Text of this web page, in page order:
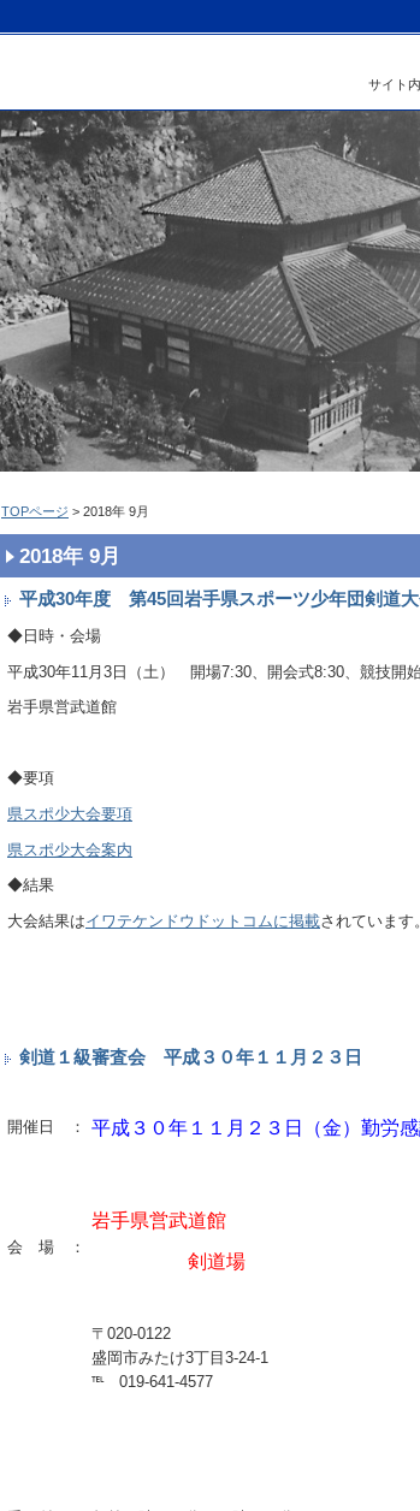
サイト
TOPページ > 2018年 9月
2018年 9月
平成30年度 第45回岩手県スポーツ少年団剣道
◆日時・会場
平成30年11月3日（土） 開場7:30、開会式8:30、競技開始
岩手県営武道館
◆要項
県スポ少大会要項
県スポ少大会案内
◆結果
大会結果はイワテケンドウドットコムに掲載されています。
剣道１級審査会 平成３０年１１月２３日
開催日 ： 平成３０年１１月２３日（金）勤労感
会 場 ：
岩手県営武道館
剣道場
〒020-0122
盛岡市みたけ3丁目3-24-1
℡ 019-641-4577